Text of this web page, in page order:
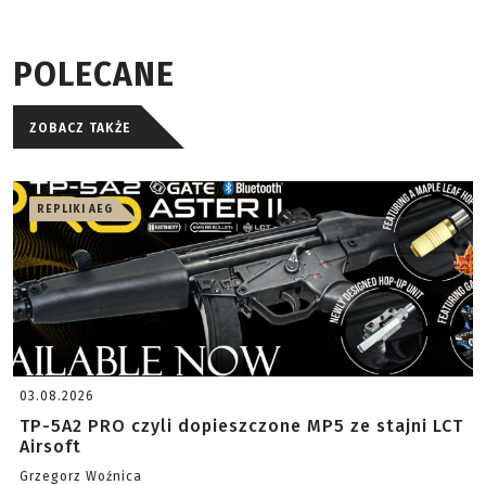
POLECANE
ZOBACZ TAKŻE
REPLIKI AEG
03.08.2026
TP-5A2 PRO czyli dopieszczone MP5 ze stajni LCT
Airsoft
Grzegorz Woźnica